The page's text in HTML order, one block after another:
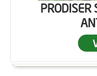
PRODISER